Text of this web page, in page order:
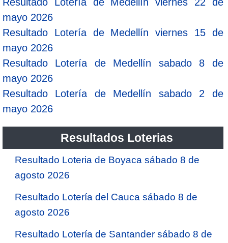
mayo 2026
Resultado Lotería de Medellín viernes 15 de
mayo 2026
Resultado Lotería de Medellín sabado 8 de
mayo 2026
Resultado Lotería de Medellín sabado 2 de
mayo 2026
Resultados Loterias
Resultado Loteria de Boyaca sábado 8 de
agosto 2026
Resultado Lotería del Cauca sábado 8 de
agosto 2026
Resultado Lotería de Santander sábado 8 de